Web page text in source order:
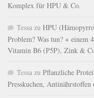
Komplex für HPU & Co.
Tessa zu HPU
Problem? Was tun? + einem
Vitamin B6 (P5P), Zink &
Tessa zu Pflanzliche
Presskuchen,